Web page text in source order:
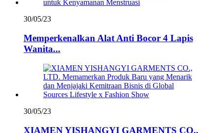
30/05/23
Memperkenalkan Alat Anti Bocor 4 Lapis
Wanita...
30/05/23
XIAMEN YISHANGYI GARMENTS CO.,